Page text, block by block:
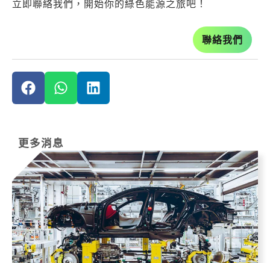
立即聯絡我們，開始你的綠色能源之旅吧！
聯絡我們
更多消息